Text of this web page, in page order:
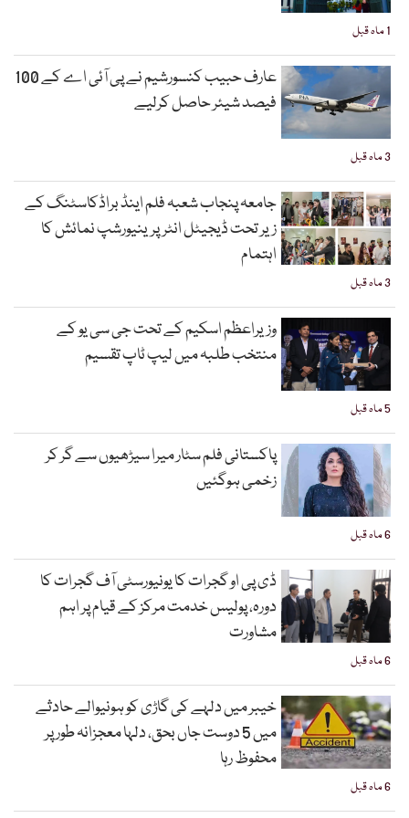
1 ماہ قبل
3 ماہ قبل
عارف حبیب کنسورشیم نے پی آئی اے کے 100
فیصد شیئر حاصل کرلیے
3 ماہ قبل
جامعہ پنجاب شعبہ فلم اینڈ براڈکاسٹنگ کے
زیر تحت ڈیجیٹل انٹرپرینیورشپ نمائش کا
اہتمام
5 ماہ قبل
وزیراعظم اسکیم کے تحت جی سی یو کے
منتخب طلبہ میں لیپ ٹاپ تقسیم
6 ماہ قبل
پاکستانی فلم سٹار میرا سیڑھیوں سے گر کر
زخمی ہوگئیں
6 ماہ قبل
ڈی پی او گجرات کا یونیورسٹی آف گجرات کا
دورہ، پولیس خدمت مرکز کے قیام پر اہم
مشاورت
6 ماہ قبل
خیبر میں دلہے کی گاڑی کو ہونیوالے حادثے
میں 5 دوست جاں بحق، دلہا معجزانہ طور پر
محفوظ رہا